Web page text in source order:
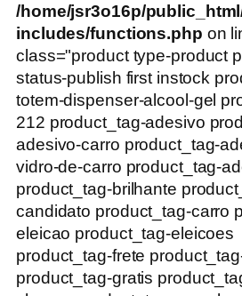
/home/jsr3o16p/
includes/functions.php on
class="product type-product
status-publish first instock
totem-dispenser-alcool-gel
212 product_tag-adesivo
adesivo-carro product_tag-
vidro-de-carro product_tag-
product_tag-brilhante
candidato product_tag-carro
eleicao product_tag-eleicoes
product_tag-frete
product_tag-gratis